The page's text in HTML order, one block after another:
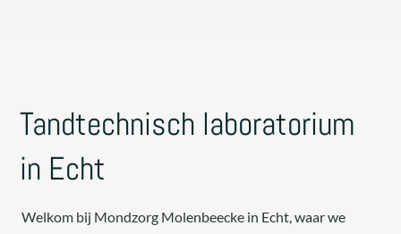
Tandtechnisch laboratorium
in Echt
Welkom bij Mondzorg Molenbeecke in Echt, waar we